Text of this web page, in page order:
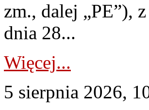
zm., dalej „PE”),
dnia 28...
Więcej...
5 sierpnia 2026,